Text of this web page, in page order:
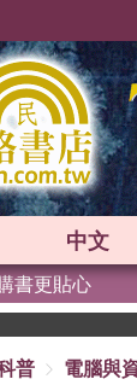
中文
書更貼心
普 電腦與